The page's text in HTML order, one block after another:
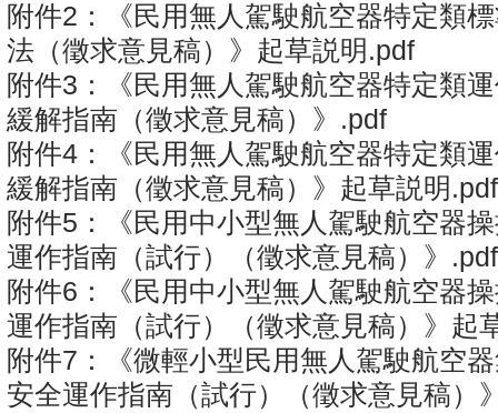
附件2：《民用無人駕駛航空器特定類
法（徵求意見稿）》起草説明.pdf
附件3：《民用無人駕駛航空器特定類
緩解指南（徵求意見稿）》.pdf
附件4：《民用無人駕駛航空器特定類
緩解指南（徵求意見稿）》起草説明.pdf
附件5：《民用中小型無人駕駛航空器
運作指南（試行）（徵求意見稿）》.pdf
附件6：《民用中小型無人駕駛航空器
運作指南（試行）（徵求意見稿）》起
附件7：《微輕小型民用無人駕駛航空
安全運作指南（試行）（徵求意見稿）